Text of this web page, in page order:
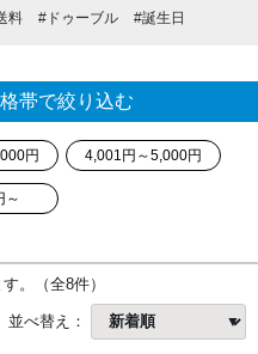
料 #ドゥーブル #誕生日
帯で絞り込む
円 4,001円～5,000円
～
。（全8件）
並べ替え：